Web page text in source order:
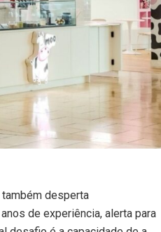
também desperta
de experiência, alerta para